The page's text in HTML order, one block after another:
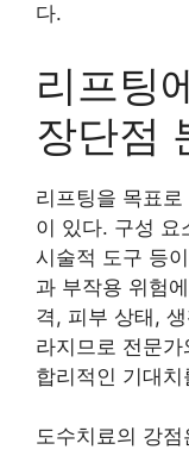
다.
리프팅
장단점
리프팅을 목표
이 있다. 구성 요
시술적 도구 등
과 부작용 위험
격, 피부 상태,
라지므로 전문
합리적인 기대
도수치료의 강